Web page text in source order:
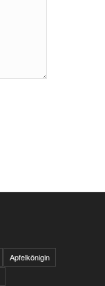
Apfelkönigin